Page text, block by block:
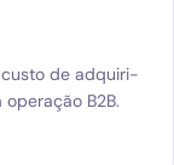
custo de adquiri-
B2B.